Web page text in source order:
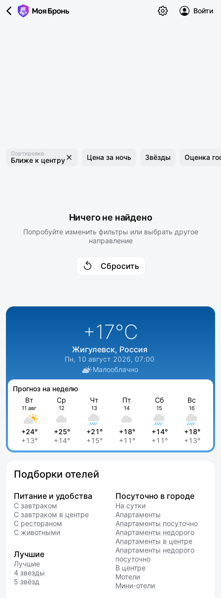
Войти
Сортировка
Ближе к центру Цена за ночь Звёзды Оценка
Ничего не найдено
Попробуйте изменить фильтры или выбрать другое
направление
Сбросить
+17°C
Жигулевск, Россия
Пн, 10 август 2026, 07:00
Малооблачно
Прогноз на неделю
Вт
11 авг
+24°
+13°
Ср
12
+25°
+14°
Чт
13
+21°
+15°
Пт
14
+18°
+11°
Сб
15
+14°
+11°
Вс
16
+18°
+13°
Подборки отелей
Питание и удобства
С завтраком
С завтраком в центре
С рестораном
С животными
Лучшие
Лучшие
4 звезды
5 звёзд
Посуточно в городе
На сутки
Апартаменты
Апартаменты посуточно
Апартаменты недорого
Апартаменты в центре
Апартаменты недорого
посуточно
В центре
Мотели
Мини-отели